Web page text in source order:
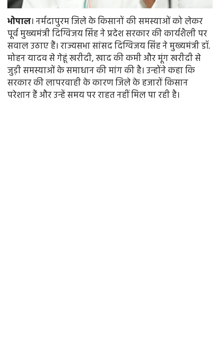
भोपाल। नर्मदापुरम जिले के किसानों की समस्याओं को लेकर
पूर्व मुख्यमंत्री दिग्विजय सिंह ने प्रदेश सरकार की कार्यशैली पर
सवाल उठाए हैं। राज्यसभा सांसद दिग्विजय सिंह ने मुख्यमंत्री डॉ.
मोहन यादव से गेहूं खरीदी, खाद की कमी और मूंग खरीदी से
जुड़ी समस्याओं के समाधान की मांग की है। उन्होंने कहा कि
सरकार की लापरवाही के कारण जिले के हजारों किसान
परेशान हैं और उन्हें समय पर राहत नहीं मिल पा रही है।